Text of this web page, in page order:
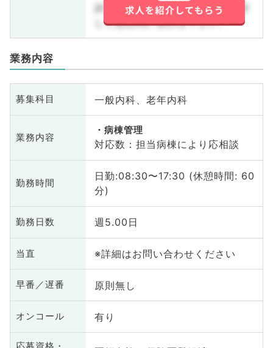
詳しくはお問い合わせ下さい。詳
しくはお問い合わせ下さい。
業務内容
募集科目 一般内科、老年内科
業務内容
病棟管理
対応数：担当病棟により応相談
勤務時間
日勤:08:30〜17:30 (休憩時間: 60
分)
勤務日数 週5.00日
当直 ※詳細はお問い合わせください
早番／遅番 原則無し
オンコール 有り